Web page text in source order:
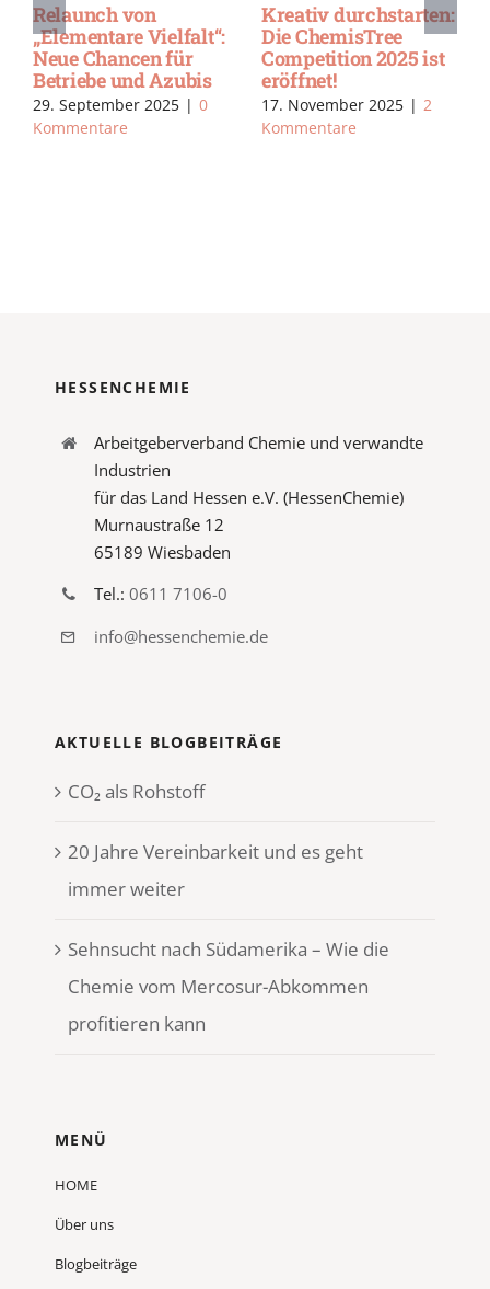
Tarifvertrag
„Zukunft durch
Ausbildung und
Berufseinstieg“
27. Oktober 2025 | 0
Kommentare
Relaunch von
„Elementare Vielfalt“:
Neue Chancen für
Betriebe und Azubis
29. September 2025 |
0
Kommentare
HESSENCHEMIE
Arbeitgeberverband Chemie und verwandte
Industrien
für das Land Hessen e.V. (HessenChemie)
Murnaustraße 12
65189 Wiesbaden
Tel.: 0611 7106-0
info@hessenchemie.de
AKTUELLE BLOGBEITRÄGE
CO₂ als Rohstoff
20 Jahre Vereinbarkeit und es geht
immer weiter
Sehnsucht nach Südamerika – Wie die
Chemie vom Mercosur-Abkommen
profitieren kann
MENÜ
HOME
Über uns
Blogbeiträge